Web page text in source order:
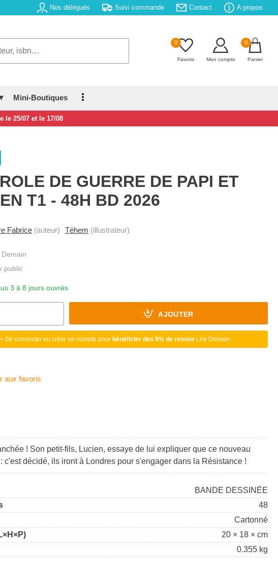
Nos délégués Suivi commande Contact A propos
0
Favoris Mon compte
0
Panier
Mini-Boutiques
le 25/07 et le 17/08
DE GUERRE DE PAPI ET
T1 - 48H BD 2026
Fabrice (auteur) Téhem (illustrateur)
3 à 8 jours ouvrés
AJOUTER
> Se connecter ou créer un compte pour bénéficier des 9% de remiseLire Demain
aux favoris
! Son petit-fils, Lucien, essaye de lui expliquer que ce nouveau
décidé, ils iront à Londres pour s'engager dans la Résistance !
BANDE DESSINÉE
48
Cartonné
20 × 18 × cm
0.355 kg